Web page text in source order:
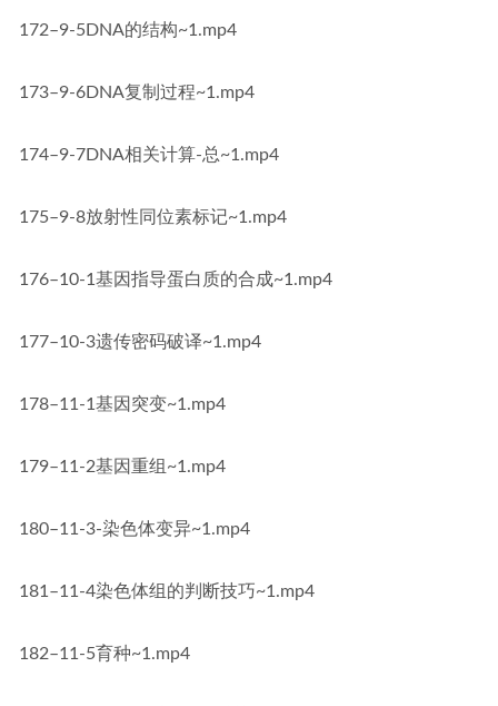
172–9-5DNA的结构~1.mp4
173–9-6DNA复制过程~1.mp4
174–9-7DNA相关计算-总~1.mp4
175–9-8放射性同位素标记~1.mp4
176–10-1基因指导蛋白质的合成~1.mp4
177–10-3遗传密码破译~1.mp4
178–11-1基因突变~1.mp4
179–11-2基因重组~1.mp4
180–11-3-染色体变异~1.mp4
181–11-4染色体组的判断技巧~1.mp4
182–11-5育种~1.mp4